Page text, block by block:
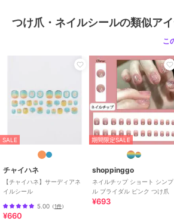
つけ爪・ネイルシールの類似ア
こ
SALE
チャイハネ
【チャイハネ】サーディアネ
イルシール
5.00 （1件）
¥660
期間限定SALE
shoppinggo
ネイルチップ ショート シンプ
ル ブライダル ピンク つけ爪
¥693